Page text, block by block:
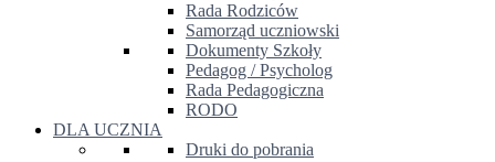
Rada Rodziców
Samorząd uczniowski
Dokumenty Szkoły
Pedagog / Psycholog
Rada Pedagogiczna
RODO
DLA UCZNIA
Druki do pobrania